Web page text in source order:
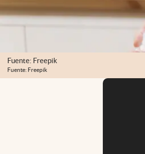
Fuente: Freepik
Fuente: Freepik